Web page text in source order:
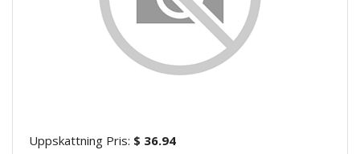
Uppskattning Pris: $ 36.94